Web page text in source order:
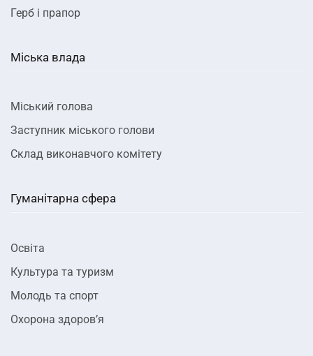
Герб і прапор
Міська влада
Міський голова
Заступник міського голови
Склад виконавчого комітету
Гуманітарна сфера
Освіта
Культура та туризм
Молодь та спорт
Охорона здоров’я